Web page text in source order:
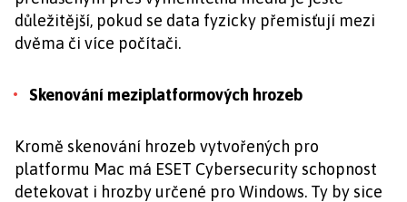
důležitější, pokud se data fyzicky přemisťují mezi
dvěma či více počítači.
Skenování meziplatformových hrozeb
Kromě skenování hrozeb vytvořených pro
platformu Mac má ESET Cybersecurity schopnost
detekovat i hrozby určené pro Windows. Ty by sice